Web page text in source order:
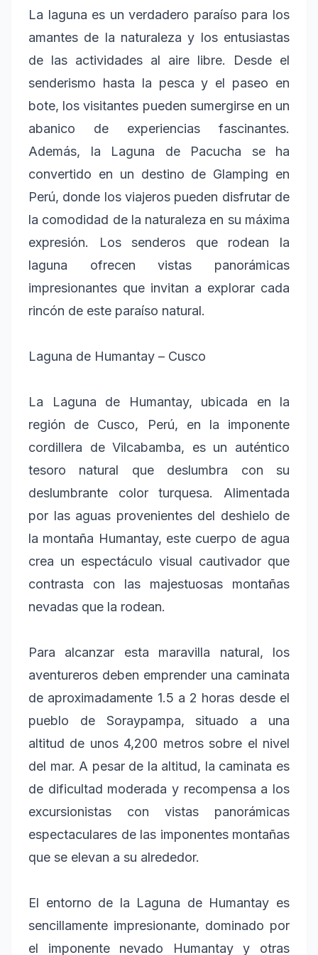
La laguna es un verdadero paraíso para los
amantes de la naturaleza y los entusiastas
de las actividades al aire libre. Desde el
senderismo hasta la pesca y el paseo en
bote, los visitantes pueden sumergirse en un
abanico de experiencias fascinantes.
Además, la Laguna de Pacucha se ha
convertido en un destino de Glamping en
Perú, donde los viajeros pueden disfrutar de
la comodidad de la naturaleza en su máxima
expresión. Los senderos que rodean la
laguna ofrecen vistas panorámicas
impresionantes que invitan a explorar cada
rincón de este paraíso natural.
Laguna de Humantay – Cusco
La Laguna de Humantay, ubicada en la
región de Cusco, Perú, en la imponente
cordillera de Vilcabamba, es un auténtico
tesoro natural que deslumbra con su
deslumbrante color turquesa. Alimentada
por las aguas provenientes del deshielo de
la montaña Humantay, este cuerpo de agua
crea un espectáculo visual cautivador que
contrasta con las majestuosas montañas
nevadas que la rodean.
Para alcanzar esta maravilla natural, los
aventureros deben emprender una caminata
de aproximadamente 1.5 a 2 horas desde el
pueblo de Soraypampa, situado a una
altitud de unos 4,200 metros sobre el nivel
del mar. A pesar de la altitud, la caminata es
de dificultad moderada y recompensa a los
excursionistas con vistas panorámicas
espectaculares de las imponentes montañas
que se elevan a su alrededor.
El entorno de la Laguna de Humantay es
sencillamente impresionante, dominado por
el imponente nevado Humantay y otras